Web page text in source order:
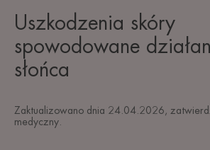
Uszkodzenia skóry
spowodowane
słońca
Zaktualizowano dnia 24.04.2026 ,
medyczny